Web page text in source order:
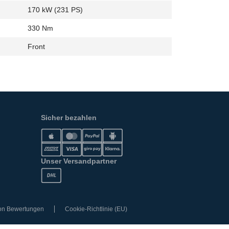
170 kW (231 PS)
330 Nm
Front
Sicher bezahlen
Unser Versandpartner
Bewertungen Cookie-Richtlinie (EU)